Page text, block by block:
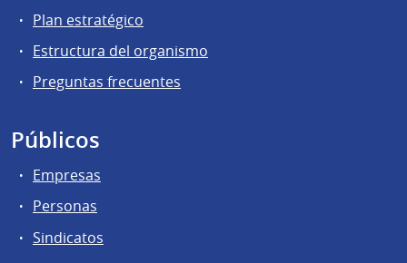
Plan estratégico
Estructura del organismo
Preguntas frecuentes
Públicos
Empresas
Personas
Sindicatos